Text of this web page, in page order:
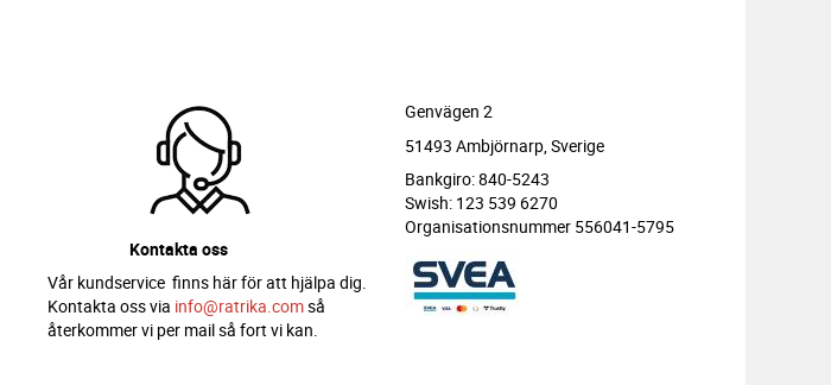
Kontakta oss
Vår kundservice finns här för att hjälpa dig.
Kontakta oss via info@ratrika.comså
återkommer vi per mail så fort vi kan.
Genvägen 2
51493 Ambjörnarp, Sverige
Bankgiro: 840-5243
Swish: 123 539 6270
Organisationsnummer 556041-5795